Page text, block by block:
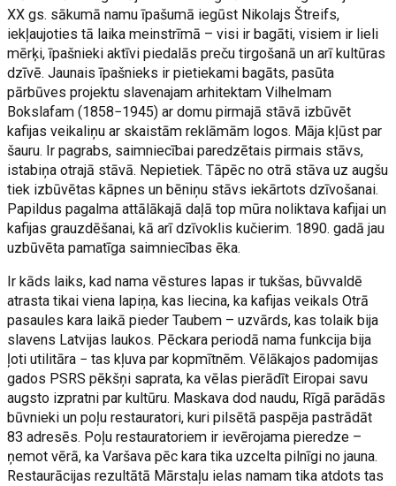
XX gs. sākumā namu īpašumā iegūst Nikolajs Štreifs,
iekļaujoties tā laika meinstrīmā – visi ir bagāti, visiem ir lieli
mērķi, īpašnieki aktīvi piedalās preču tirgošanā un arī kultūras
dzīvē. Jaunais īpašnieks ir pietiekami bagāts, pasūta
pārbūves projektu slavenajam arhitektam Vilhelmam
Bokslafam (1858−1945) ar domu pirmajā stāvā izbūvēt
kafijas veikaliņu ar skaistām reklāmām logos. Māja kļūst par
šauru. Ir pagrabs, saimniecībai paredzētais pirmais stāvs,
istabiņa otrajā stāvā. Nepietiek. Tāpēc no otrā stāva uz augšu
tiek izbūvētas kāpnes un bēniņu stāvs iekārtots dzīvošanai.
Papildus pagalma attālākajā daļā top mūra noliktava kafijai un
kafijas grauzdēšanai, kā arī dzīvoklis kučierim. 1890. gadā jau
uzbūvēta pamatīga saimniecības ēka.
Ir kāds laiks, kad nama vēstures lapas ir tukšas, būvvaldē
atrasta tikai viena lapiņa, kas liecina, ka kafijas veikals Otrā
pasaules kara laikā pieder Taubem – uzvārds, kas tolaik bija
slavens Latvijas laukos. Pēckara periodā nama funkcija bija
ļoti utilitāra − tas kļuva par kopmītnēm. Vēlākajos padomijas
gados PSRS pēkšņi saprata, ka vēlas pierādīt Eiropai savu
augsto izpratni par kultūru. Maskava dod naudu, Rīgā parādās
būvnieki un poļu restauratori, kuri pilsētā paspēja pastrādāt
83 adresēs. Poļu restauratoriem ir ievērojama pieredze –
ņemot vērā, ka Varšava pēc kara tika uzcelta pilnīgi no jauna.
Restaurācijas rezultātā Mārstaļu ielas namam tika atdots tas